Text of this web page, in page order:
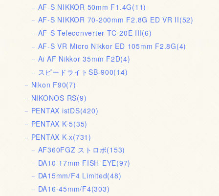
AF-S NIKKOR 50mm F1.4G(11)
AF-S NIKKOR 70-200mm F2.8G ED VR II(52)
AF-S Teleconverter TC-20E III(6)
AF-S VR Micro Nikkor ED 105mm F2.8G(4)
Ai AF Nikkor 35mm F2D(4)
スピードライトSB-900(14)
Nikon F90(7)
NIKONOS RS(9)
PENTAX istDS(420)
PENTAX K-5(35)
PENTAX K-x(731)
AF360FGZ ストロボ(153)
DA10-17mm FISH-EYE(97)
DA15mm/F4 Limited(48)
DA16-45mm/F4(303)